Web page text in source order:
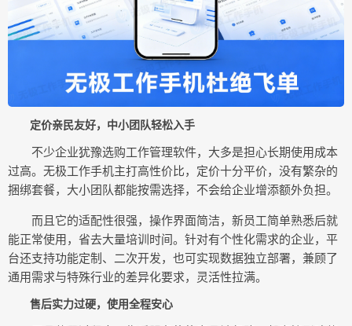
定价亲民友好，中小团队轻松入手
不少企业犹豫选购工作管理软件，大多是担心长期使用成本
过高。无极工作手机主打高性价比，定价十分平价，没有繁杂的
捆绑套餐，大小团队都能按需选择，不会给企业增添额外负担。
而且它的适配性很强，操作界面简洁，新员工简单熟悉后就
能正常使用，省去大量培训时间。针对有个性化需求的企业，平
台还支持功能定制、二次开发，也可实现数据独立部署，兼顾了
通用需求与特殊行业的差异化要求，灵活性拉满。
售后实力过硬，使用全程安心